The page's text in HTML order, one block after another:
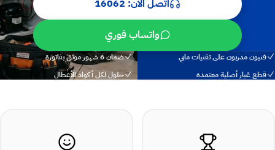
اتصل الآن: 16062
واتساب فوري
فنيون مدربون على تقنيات مابي
ضمان 6 شهور موثق بفاتورة
قطع غيار أصلية معتمدة
حلول لكل أكواد الأعطال